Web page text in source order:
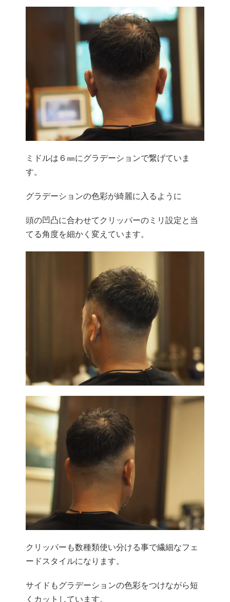
ミドルは６㎜にグラデーションで繋げていま
す。
グラデーションの色彩が綺麗に入るように
頭の凹凸に合わせてクリッパーのミリ設定と当
てる角度を細かく変えています。
クリッパーも数種類使い分ける事で繊細なフェ
ードスタイルになります。
サイドもグラデーションの色彩をつけながら短
くカットしています。